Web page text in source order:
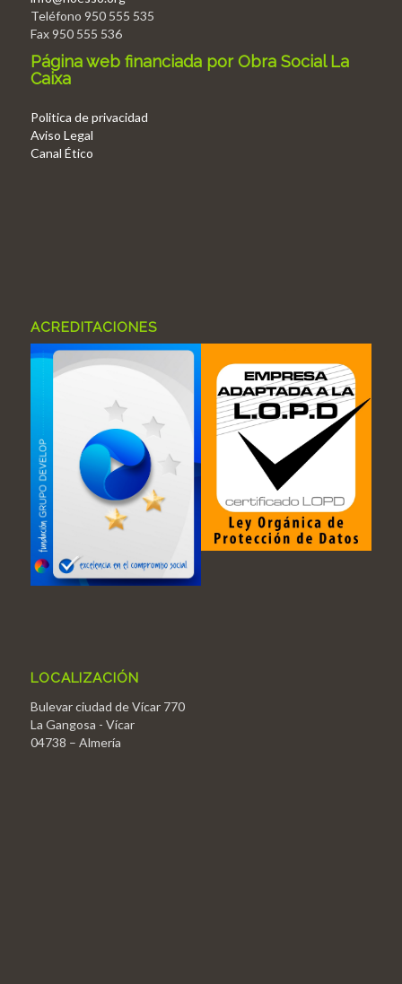
Teléfono 950 555 535
Fax 950 555 536
Página web financiada por Obra Social La
Caixa
Politica de privacidad
Aviso Legal
Canal Ético
ACREDITACIONES
LOCALIZACIÓN
Bulevar ciudad de Vícar 770
La Gangosa - Vícar
04738 – Almería